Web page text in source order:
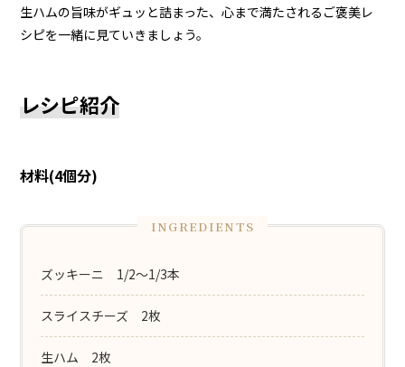
生ハムの旨味がギュッと詰まった、心まで満たされるご褒美レ
シピを一緒に見ていきましょう。
レシピ紹介
材料(4個分)
ズッキーニ 1/2〜1/3本
スライスチーズ 2枚
生ハム 2枚